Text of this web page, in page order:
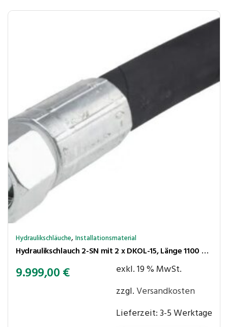
Hydraulikschläuche,Installationsmaterial
Hydraulikschlauch 2-SN mit 2 x DKOL-15, Länge 1100 mm, Nennweite DN 13, Rohr ⌀15 mm, Gewinde M22x1,5, 275 bar
9.999,00€
exkl. 19 % MwSt.
zzgl.Versandkosten
Lieferzeit:3-5 Werktage